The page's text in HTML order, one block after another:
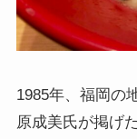
1985年、福岡の
原成美氏が掲げ